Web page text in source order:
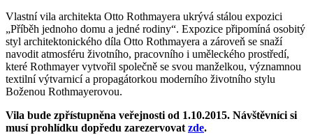
Vlastní vila architekta Otto Rothmayera ukrývá stálou expozici
„Příběh jednoho domu a jedné rodiny“. Expozice připomíná osobitý
styl architektonického díla Otto Rothmayera a zároveň se snaží
navodit atmosféru životního, pracovního i uměleckého prostředí,
které Rothmayer vytvořil společně se svou manželkou, významnou
textilní výtvarnicí a propagátorkou moderního životního stylu
Boženou Rothmayerovou.
Vila bude zpřístupněna veřejnosti od 1.10.2015. Návštěvníci si
musí prohlídku dopředu zarezervovatzde.